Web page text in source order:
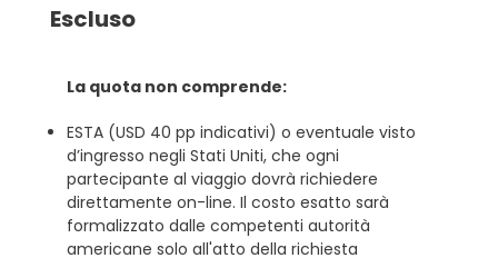
Escluso
La quota non comprende:
ESTA (USD 40 pp indicativi) o eventuale visto
d’ingresso negli Stati Uniti, che ogni
partecipante al viaggio dovrà richiedere
direttamente on-line. Il costo esatto sarà
formalizzato dalle competenti autorità
americane solo all'atto della richiesta